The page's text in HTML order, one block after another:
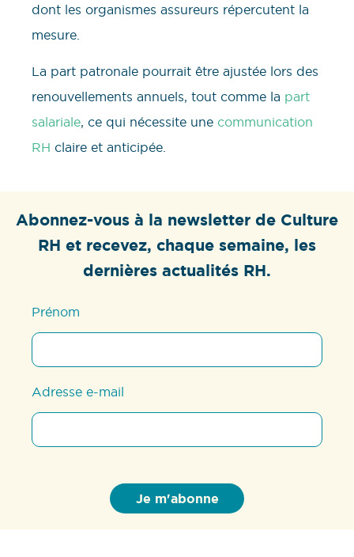
dont les organismes assureurs répercutent la
mesure.
La part patronale pourrait être ajustée lors des
renouvellements annuels, tout comme la part
salariale, ce qui nécessite une communication
RH claire et anticipée.
Abonnez-vous à la newsletter de Culture
RH et recevez, chaque semaine, les
dernières actualités RH.
Prénom
Adresse e-mail